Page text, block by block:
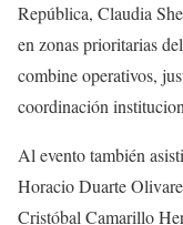
República, Claudia
en zonas prioritarias
combine operativos,
coordinación
Al evento también
Horacio Duarte
Cristóbal Camarillo